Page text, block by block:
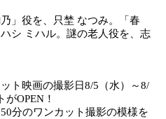
」役を、只埜 なつみ。「春
シ ミハル。謎の老人役を、志
ト映画の撮影日8/5（水）～8/
OPEN！
分のワンカット撮影の模様を